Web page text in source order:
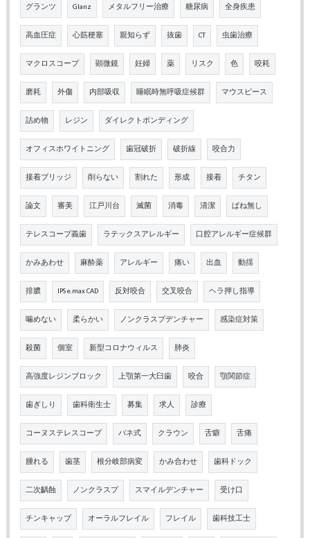
グランツ Glanz メタルフリー治療 糖尿病 全身疾患
高血圧症 心筋梗塞 親知らず 抜歯 CT 虫歯治療
マクロスコープ 顕微鏡 妊婦 薬 リスク 色 咬耗
磨耗 外傷 内部吸収 睡眠時無呼吸症候群 マウスピース
詰め物 レジン ダイレクトボンディング
オフィスホワイトニング 歯冠破折 破折線 咬合力
接着ブリッジ 削らない 割れた 形成 接着 チタン
論文 審美 江戸川台 滅菌 消毒 清潔 ばね無し
テレスコープ義歯 ラテックスアレルギー 口腔アレルギー症候群
かみあわせ 麻酔薬 アレルギー 痛い 出血 動揺
排膿 IPS e.max CAD 反対咬合 交叉咬合 ヘラ押し指導
噛めない 柔らかい ノンクラスプデンチャー 感染症対策
殺菌 個室 新型コロナウィルス 肺炎
高強度レジンブロック 上顎第一大臼歯 咬合 顎関節症
歯ぎしり 歯科衛生士 募集 求人 診療
コーヌステレスコープ バネ式 クラウン 舌癖 舌痛
腫れる 歯茎 根分岐部病変 かみ合わせ 歯科ドック
二次齲蝕 ノンクラスプ スマイルデンチャー 受け口
チンキャップ オーラルフレイル フレイル 歯科技工士